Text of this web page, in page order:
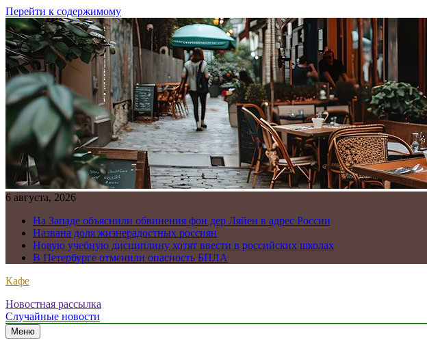
Перейти к содержимому
6 августа, 2026
На Западе объяснили обвинения фон дер Ляйен в адрес России
Названа доля жизнерадостных россиян
Новую учебную дисциплину хотят ввести в российских школах
В Петербурге отменили опасность БПЛА
Кафе
Новостная рассылка
Случайные новости
Меню